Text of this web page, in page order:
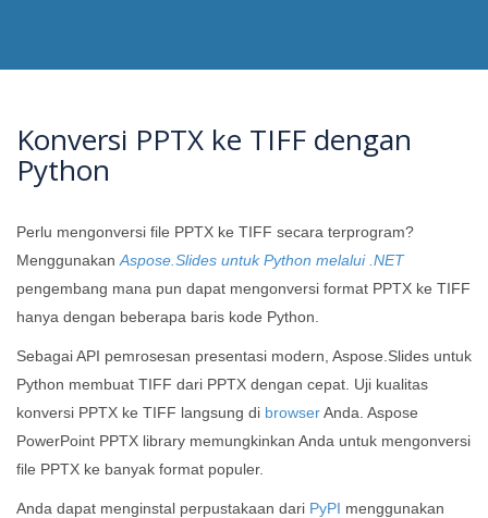
Konversi PPTX ke TIFF dengan
Python
Perlu mengonversi file PPTX ke TIFF secara terprogram?
Menggunakan Aspose.Slides untuk Python melalui .NET
pengembang mana pun dapat mengonversi format PPTX ke TIFF
hanya dengan beberapa baris kode Python.
Sebagai API pemrosesan presentasi modern, Aspose.Slides untuk
Python membuat TIFF dari PPTX dengan cepat. Uji kualitas
konversi PPTX ke TIFF langsung di browserAnda. Aspose
PowerPoint PPTX library memungkinkan Anda untuk mengonversi
file PPTX ke banyak format populer.
Anda dapat menginstal perpustakaan dari PyPI menggunakan